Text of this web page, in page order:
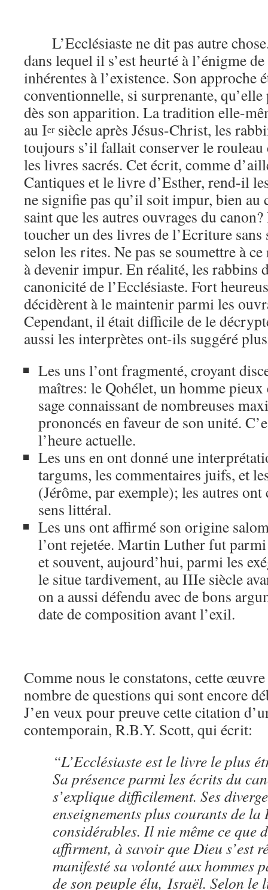
L’Ecclésiaste ne dit pas autre
dans lequel il s’est heurté à l’énigme
inhérentes à l’existence. Son approche
conventionnelle, si surprenante, qu’elle
dès son apparition. La tradition elle-
au Iersiècle après Jésus-Christ, les
toujours s’il fallait conserver le rouleau
les livres sacrés. Cet écrit, comme
Cantiques et le livre d’Esther, rend-il
ne signifie pas qu’il soit impur, bien
saint que les autres ouvrages du
toucher un des livres de l’Ecriture sans
selon les rites. Ne pas se soumettre à
à devenir impur. En réalité, les rabbins
canonicité de l’Ecclésiaste. Fort
décidèrent à le maintenir parmi les
Cependant, il était difficile de le
aussi les interprètes ont-ils suggéré
Les uns l’ont fragmenté, croyant
maîtres: le Qohélet, un homme
sage connaissant de nombreuses
prononcés en faveur de son unité.
l’heure actuelle.
Les uns en ont donné une
targums, les commentaires juifs, et
(Jérôme, par exemple); les autres ont
sens littéral.
Les uns ont affirmé son origine
l’ont rejetée. Martin Luther fut
et souvent, aujourd’hui, parmi les
le situe tardivement, au IIIe siècle
on a aussi défendu avec de bons
date de composition avant l’exil.
Comme nous le constatons, cette
nombre de questions qui sont encore
J’en veux pour preuve cette citation
contemporain, R.B.Y. Scott, qui écrit:
“L’Ecclésiaste est le livre le plus
Sa présence parmi les écrits du
s’explique difficilement. Ses
enseignements plus courants de la
considérables. Il nie même ce que
affirment, à savoir que Dieu s’est
manifesté sa volonté aux hommes
de son peuple élu, Israël. Selon le